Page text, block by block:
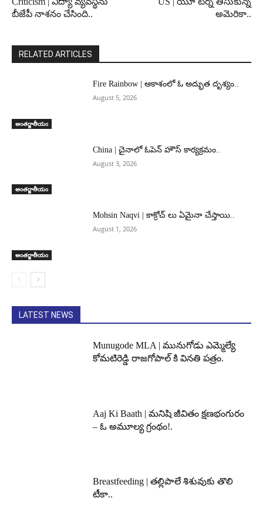
బీజేపీ నాశనం చేసింది..
అమెరికా..
RELATED ARTICLES
అంతర్జాతీయం
Fire Rainbow | ఆకాశంలో ఓ అద్భుత దృశ్యం..
August 5, 2026
అంతర్జాతీయం
China | చైనాలో ఓపెన్ హౌస్ కార్యక్రమం..
August 3, 2026
అంతర్జాతీయం
Mohsin Naqvi | కాక్రోచ్ లు ఏమైనా చేస్తాయి..
August 1, 2026
LATEST NEWS
Munugode MLA | మునుగోడు ఎమ్మెల్యే
కోమటిరెడ్డి రాజగోపాల్ కి వినతి పత్రం.
Aaj Ki Baath | మనిషి జీవితం క్షణభంగురం
– ఓ అమూల్య గ్రంథం!.
Breastfeeding | తల్లిపాలే శిశువుకు తొలి
టీకా..